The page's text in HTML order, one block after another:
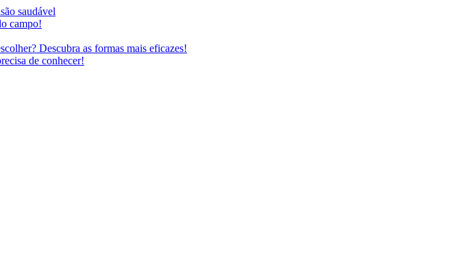
saudável
campo!
Descubra as formas mais eficazes!
de conhecer!